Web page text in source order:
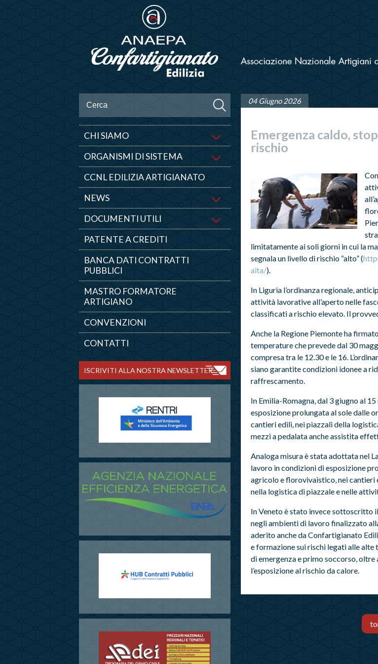
CHI SIAMO
ORGANISMI DI SISTEMA
CCNL EDILIZIA ARTIGIANATO
NEWS
DOCUMENTI UTILI
PATENTE A CREDITI
BANCA DATI CONTRATTI
PUBBLICI
MASTRO FORMATORE
ARTIGIANO
CONVENZIONI
CONTATTI
ISCRIVITI ALLA NOSTRA NEWSLETTER
04 Giugno 2026
Emergenza caldo,
rischio
limitatamente ai soli giorni in cui la
segnala un livello di rischio “alto” (
alta/).
In Liguria l’ordinanza regionale,
attività lavorative all’aperto nelle
classificati a rischio elevato. Il
Anche la Regione Piemonte ha
temperature che prevede dal 30
compresa tra le 12.30 e le 16.
siano garantite condizioni idonee a
raffrescamento.
In Emilia-Romagna, dal 3 giugno al
esposizione prolungata al sole dalle
cantieri edili, nei piazzali della
mezzi a pedalata anche assistita
Analoga misura è stata adottata nel
lavoro in condizioni di esposizione
agricolo e florovivaistico, nei cantieri
nella logistica di piazzale e nelle
In Veneto è stato invece sottoscritto
negli ambienti di lavoro finalizzato
aderito anche da Confartigianato
e formazione sui rischi legati alle alte
di emergenza e primo soccorso,
l’esposizione al rischio da calore.